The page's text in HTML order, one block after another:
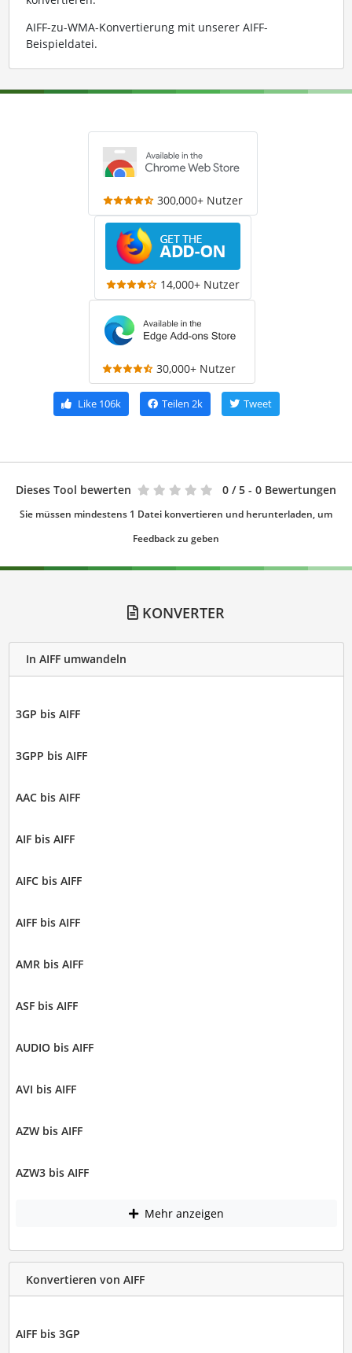
AIFF-zu-WMA-Konvertierung mit unserer AIFF-
Beispieldatei.
300,000+ Nutzer
14,000+ Nutzer
30,000+ Nutzer
Like 106k Teilen 2k Tweet
Dieses Tool bewerten 0 / 5 - 0 Bewertungen
Sie müssen mindestens 1 Datei konvertieren und herunterladen, um
Feedback zu geben
KONVERTER
In AIFF umwandeln
3GP bis AIFF
3GPP bis AIFF
AAC bis AIFF
AIF bis AIFF
AIFC bis AIFF
AIFF bis AIFF
AMR bis AIFF
ASF bis AIFF
AUDIO bis AIFF
AVI bis AIFF
AZW bis AIFF
AZW3 bis AIFF
Mehr anzeigen
Konvertieren von AIFF
AIFF bis 3GP